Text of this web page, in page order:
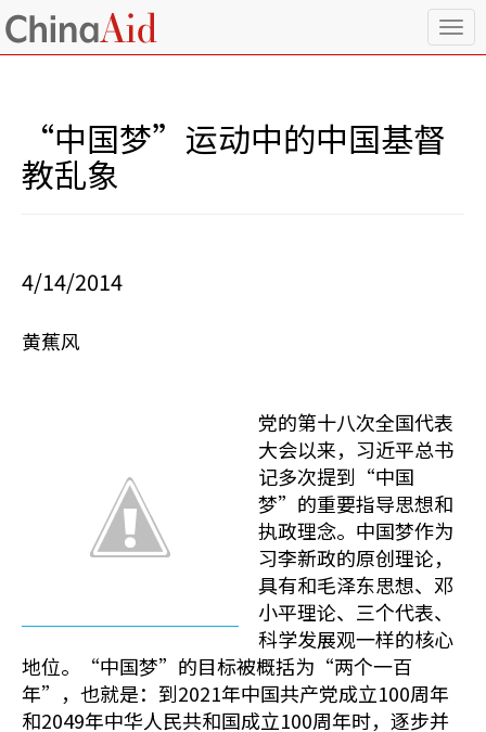
T
o
“中国梦”运动中的中国基督
教乱象
4/14/2014
黄蕉风
党的第十八次全国代表
大会以来，习近平总书
记多次提到“中国
梦”的重要指导思想和
执政理念。中国梦作为
习李新政的原创理论，
具有和毛泽东思想、邓
小平理论、三个代表、
科学发展观一样的核心
地位。“中国梦”的目标被概括为“两个一百
年”，也就是：到2021年中国共产党成立100周年
和2049年中华人民共和国成立100周年时，逐步并